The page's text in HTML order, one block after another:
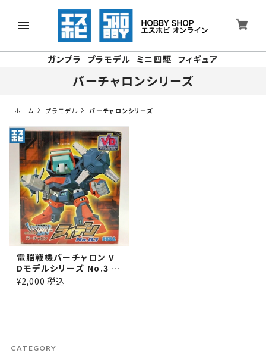
ガンプラ プラモデル ミニ四駆 フィギュア
バーチャロンシリーズ
ホーム プラモデル バーチャロンシリーズ
電脳戦機バーチャロン V
Dモデルシリーズ No.3 ラ
イデン
¥2,000 税込
CATEGORY